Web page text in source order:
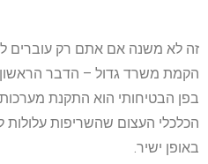
זה לא משנה אם אתם רק עוברים
הקמת משרד גדול – הדבר
בפן הבטיחותי הוא התקנת
הכלכלי העצום שהשריפות עלולות
באופן ישיר.